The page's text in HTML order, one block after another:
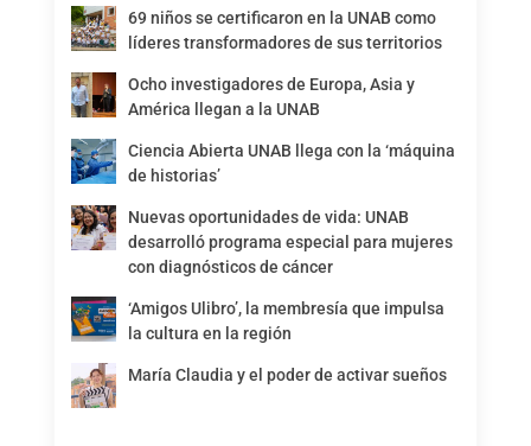
69 niños se certificaron en la UNAB como
líderes transformadores de sus territorios
Ocho investigadores de Europa, Asia y
América llegan a la UNAB
Ciencia Abierta UNAB llega con la ‘máquina
de historias’
Nuevas oportunidades de vida: UNAB
desarrolló programa especial para mujeres
con diagnósticos de cáncer
‘Amigos Ulibro’, la membresía que impulsa
la cultura en la región
María Claudia y el poder de activar sueños